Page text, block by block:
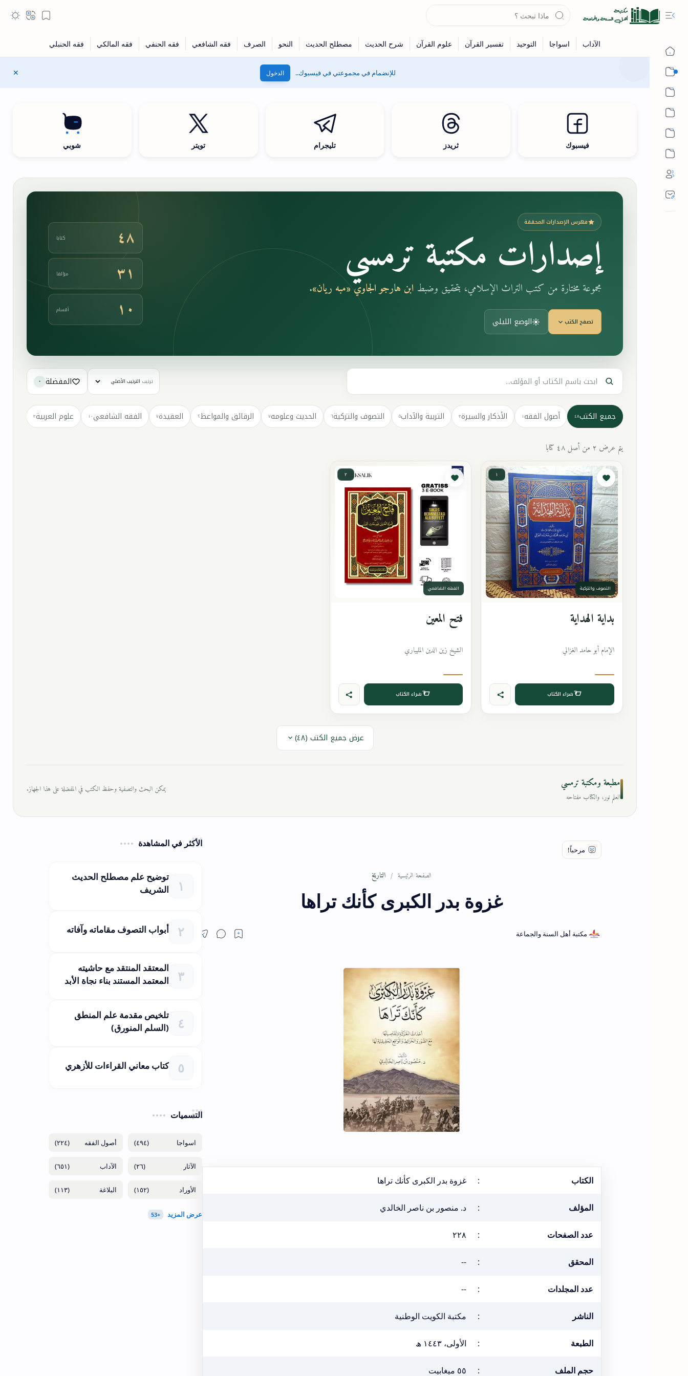
للإنضمام في مجموعتي في فيسبوك.. الدخول
فيسبوك ثريدز تليجرام تويتر شوبي
فهرس الإصدارات المحققة
إصدارات مكتبة ترمسي
مجموعة مختارة من كتب التراث الإسلامي، بتحقيق وضبط ابن هارجو الجاوي «مبه ريان».
تصفح الكتب الوضع الليلي
٤٨ كتابا
٣١ مؤلفا
١٠ أقسام
ترتيب المفضلة ٠
جميع الكتب٤٨ أصول الفقه١ الأذكار والسيرة٣ التربية والآداب٥ التصوف والتزكية٦ الحديث وعلومه٧ الرقائق والمواعظ٢ العقيدة٧ الفقه الشافعي١٠ علوم العربية٣
يتم عرض ٢ من أصل ٤٨ كتابا
١
التصوف والتزكية
بداية الهداية
الإمام أبو حامد الغزالي
شراء الكتاب
٢
الفقه الشافعي
فتح المعين
الشيخ زين الدين المليباري
شراء الكتاب
عرض جميع الكتب (٤٨)
مطبعة ومكتبة ترمسي
العلم نور، والكتاب مفتاحه
يمكن البحث والتصفية وحفظ الكتب في المفضلة على هذا الجهاز.
الصفحة الرئيسية التاريخ
غزوة بدر الكبرى كأنك تراها
الكتاب : غزوة بدر الكبرى كأنك تراها
المؤلف : د. منصور بن ناصر الخالدي
عدد الصفحات : ٢٢٨
المحقق :
--
عدد المجلدات :
--
الناشر : مكتبة الكويت الوطنية
الطبعة : الأولى، ١٤٤٣ ھ
حجم الملف : ٥٥ ميغابيت
الأكثر في المشاهدة
توضيح علم مصطلح الحديث
الشريف
أبواب التصوف مقاماته وآفاته
المعتقد المنتقد مع حاشيته
المعتمد المستند بناء نجاة الأبد
تلخيص مقدمة علم المنطق
(السلم المنورق)
كتاب معاني القراءات للأزهري
التسميات
(٤٩٤) (٢٢٤)
(٢٦) (٦٥١)
(١٥٢) (١١٣)